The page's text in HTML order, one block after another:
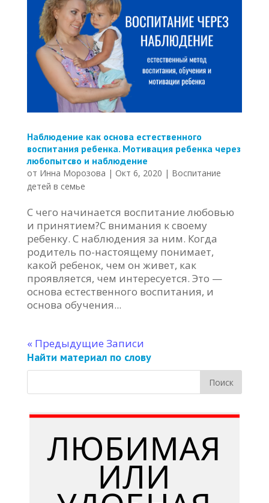
Наблюдение как основа естественного
воспитания ребенка. Мотивация ребенка через
любопытсво и наблюдение
от Инна Морозова | Окт 6, 2020 | Воспитание
детей в семье
С чего начинается воспитание любовью
и принятием?С внимания к своему
ребенку. С наблюдения за ним. Когда
родитель по-настоящему понимает,
какой ребенок, чем он живет, как
проявляется, чем интересуется. Это —
основа естественного воспитания, и
основа обучения...
« Предыдущие Записи
Найти материал по слову